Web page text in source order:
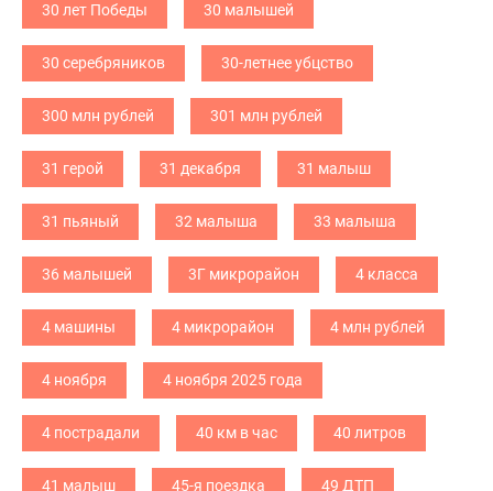
30 лет Победы 30 малышей
30 серебряников 30-летнее убцство
300 млн рублей 301 млн рублей
31 герой 31 декабря 31 малыш
31 пьяный 32 малыша 33 малыша
36 малышей 3Г микрорайон 4 класса
4 машины 4 микрорайон 4 млн рублей
4 ноября 4 ноября 2025 года
4 пострадали 40 км в час 40 литров
41 малыш 45-я поездка 49 ДТП